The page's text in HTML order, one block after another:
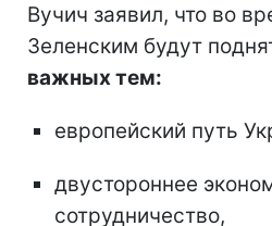
Вучич заявил, что во
Зеленским будут
важных тем:
европейский путь
двустороннее
сотрудничество,